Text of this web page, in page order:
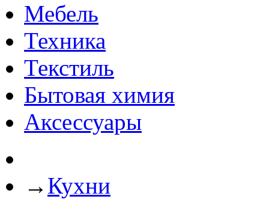
Мебель
Техника
Текстиль
Бытовая химия
Аксессуары
→ Кухни